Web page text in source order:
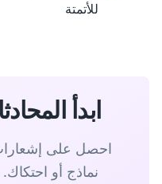
للأتمتة
ابدأ
احصل على
نماذج أو